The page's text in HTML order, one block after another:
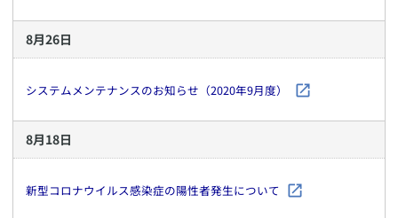
8月26日
システムメンテナンスのお知らせ（2020年9月度）
8月18日
新型コロナウイルス感染症の陽性者発生について